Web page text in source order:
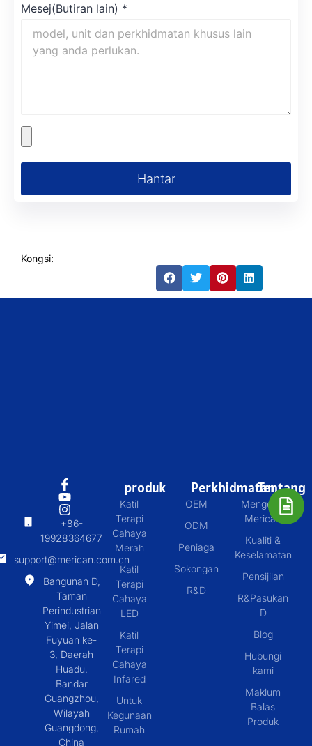
Mesej(Butiran lain) *
Hantar
Kongsi:
+86-
19928364677
support@merican.com.cn
Bangunan D,
Taman
Perindustrian
Yimei, Jalan
Fuyuan ke-
3, Daerah
Huadu,
Bandar
Guangzhou,
Wilayah
Guangdong,
China
produk
Katil
Terapi
Cahaya
Merah
Katil
Terapi
Cahaya
LED
Katil
Terapi
Cahaya
Infared
Untuk
Kegunaan
Rumah
Perkhidmatan
OEM
ODM
Peniaga
Sokongan
R&D
Tentang
Mengenai
Merican
Kualiti &
Keselamatan
Pensijilan
R&Pasukan
D
Blog
Hubungi
kami
Maklum
Balas
Produk